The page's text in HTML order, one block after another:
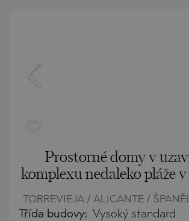
Prostorné domy v
komplexu nedaleko pláže
TORREVIEJA / ALICANTE /
Třída budovy: Vysoký standard